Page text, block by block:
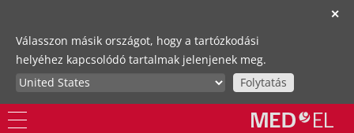
✕
Válasszon másik országot, hogy a tartózkodási
helyéhez kapcsolódó tartalmak jelenjenek meg.
Folytatás